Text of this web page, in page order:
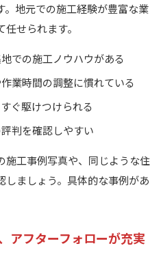
。地元での施工経験が豊富な業
せられます。
地での施工ノウハウがある
業時間の調整に慣れている
ぐ駆けつけられる
判を確認しやすい
施工事例写真や、同じような住
ましょう。具体的な事例があ
アフターフォローが充実